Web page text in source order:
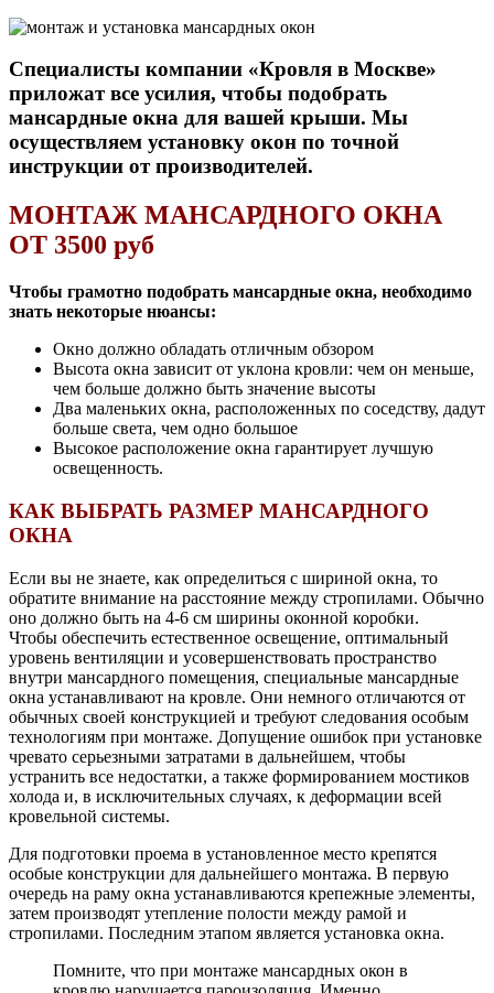
Специалисты компании «Кровля в Москве»
приложат все усилия, чтобы подобрать
мансардные окна для вашей крыши. Мы
осуществляем установку окон по точной
инструкции от производителей.
МОНТАЖ МАНСАРДНОГО ОКНА
ОТ 3500 руб
Чтобы грамотно подобрать мансардные окна, необходимо
знать некоторые нюансы:
Окно должно обладать отличным обзором
Высота окна зависит от уклона кровли: чем он меньше,
чем больше должно быть значение высоты
Два маленьких окна, расположенных по соседству, дадут
больше света, чем одно большое
Высокое расположение окна гарантирует лучшую
освещенность.
КАК ВЫБРАТЬ РАЗМЕР МАНСАРДНОГО
ОКНА
Если вы не знаете, как определиться с шириной окна, то
обратите внимание на расстояние между стропилами. Обычно
оно должно быть на 4-6 см ширины оконной коробки.
Чтобы обеспечить естественное освещение, оптимальный
уровень вентиляции и усовершенствовать пространство
внутри мансардного помещения, специальные мансардные
окна устанавливают на кровле. Они немного отличаются от
обычных своей конструкцией и требуют следования особым
технологиям при монтаже. Допущение ошибок при установке
чревато серьезными затратами в дальнейшем, чтобы
устранить все недостатки, а также формированием мостиков
холода и, в исключительных случаях, к деформации всей
кровельной системы.
Для подготовки проема в установленное место крепятся
особые конструкции для дальнейшего монтажа. В первую
очередь на раму окна устанавливаются крепежные элементы,
затем производят утепление полости между рамой и
стропилами. Последним этапом является установка окна.
Помните, что при монтаже мансардных окон в